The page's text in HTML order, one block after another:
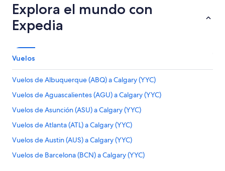
Explora el mundo con
Expedia
Vuelos
Vuelos de Albuquerque (ABQ) a Calgary (YYC)
Vuelos de Aguascalientes (AGU) a Calgary (YYC)
Vuelos de Asunción (ASU) a Calgary (YYC)
Vuelos de Atlanta (ATL) a Calgary (YYC)
Vuelos de Austin (AUS) a Calgary (YYC)
Vuelos de Barcelona (BCN) a Calgary (YYC)